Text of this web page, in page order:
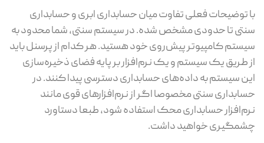
با توضیحات فعلی تفاوت میان حسابداری ابری و حسابداری
سنتی تا حدودی مشخص شده. در سیستم سنتی، شما محدود به
سیستم کامپیوتر پیش‌روی خود هستید. هر کدام از پرسنل باید
از طریق یک سیستم و یک نرم‌افزار بر پایه فضای ذخیره‌سازی
این سیستم به داده‌های حسابداری دسترسی پیدا کنند. در
حسابداری سنتی مخصوصا اگر از نرم‌افزارهای قوی مانند
نرم‌افزار حسابداری محک استفاده شود، طبعا دستاورد
چشمگیری خواهید داشت.